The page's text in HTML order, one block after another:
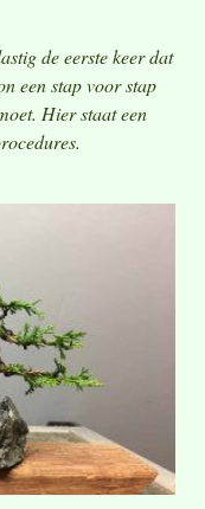
de eerste keer dat
een stap voor stap
Hier staat een